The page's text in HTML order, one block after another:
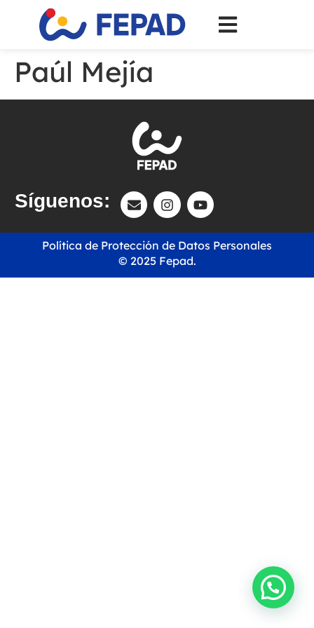
Paúl Mejía
Síguenos:
© 2025 Fepad.
Política de Protección de Datos Personales